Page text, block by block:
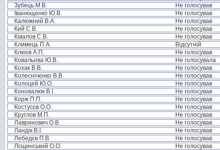
Зубець М.В.
Не голосував
Іванющенко Ю.В.
Не голосував
Калюжний В.А.
Не голосував
Кий С.В.
Не голосував
Ківалов С.В.
Не голосував
Климець П.А.
Відсутній
Клюєв А.П.
Не голосував
Ковальова Ю.В.
Не голосувала
Козак В.В.
Не голосував
Колесніченко В.В.
Не голосував
Колоцей Ю.О.
Не голосував
Коновалюк В.І.
Не голосував
Корж П.П.
Не голосував
Костусєв О.О.
Не голосував
Круглов М.П.
Не голосував
Лавринович О.В.
Не голосував
Ландік В.І.
Не голосував
Лебедєв П.В.
Не голосував
Лєщинський О.О.
Не голосував